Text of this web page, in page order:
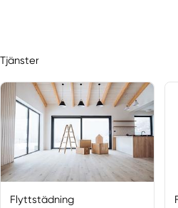
Tjänster
Flyttstädning